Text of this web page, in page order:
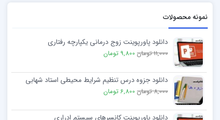
نمونه محصولات
دانلود پاورپوینت زوج درمانی یکپارچه رفتاری
11,000 تومان 9,800 تومان
دانلود جزوه درس تنظیم شرایط محیطی استاد شهابی
8,000 تومان 6,800 تومان
دانلود پاورپوینت کانسرهای سیستم ادراری